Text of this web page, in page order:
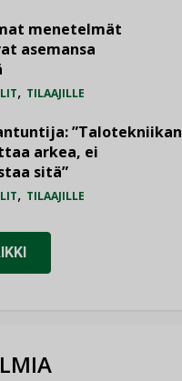
menetelmät
asemansa
, TILAAJILLE
”Talotekniikan
arkea, ei
sitä”
, TILAAJILLE